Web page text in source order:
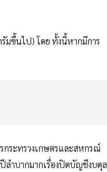
มขึ้นไป) โดย ทั้งนี้หากมีการ
กระทรวงเกษตรและสหกรณ์
ลำบากมากเรื่องปิดบัญชีงบดุล